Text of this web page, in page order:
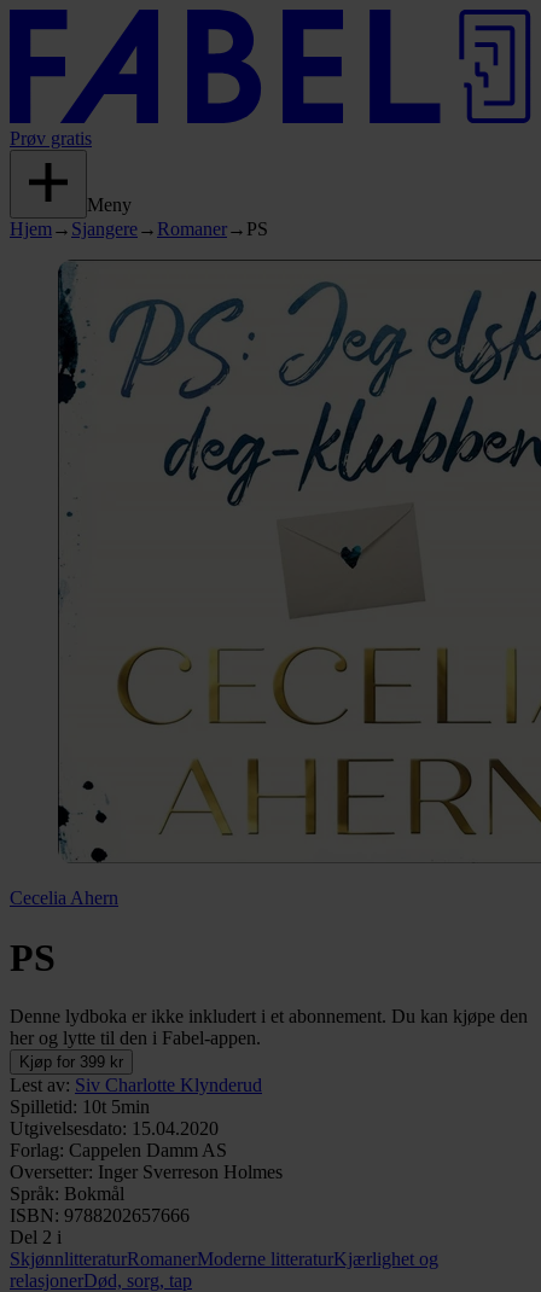
Prøv gratis
Meny
Hjem → Sjangere→ Romaner→ PS
Cecelia Ahern
PS
Denne lydboka er ikke inkludert i et abonnement. Du kan kjøpe den
her og lytte til den i Fabel-appen.
Kjøp for 399 kr
Lest av: Siv Charlotte Klynderud
Spilletid: 10t 5min
Utgivelsesdato: 15.04.2020
Forlag: Cappelen Damm AS
Oversetter: Inger Sverreson Holmes
Språk: Bokmål
ISBN: 9788202657666
Del 2 i
SkjønnlitteraturRomanerModerne litteraturKjærlighet og
relasjonerDød, sorg, tap